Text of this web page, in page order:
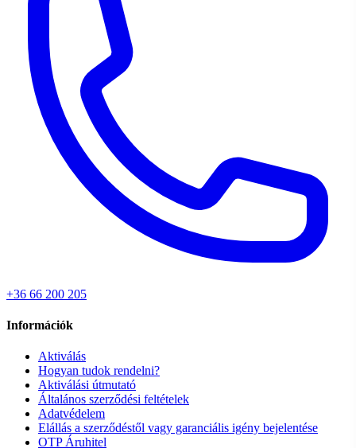
+36 66 200 205
Információk
Aktiválás
Hogyan tudok rendelni?
Aktiválási útmutató
Általános szerződési feltételek
Adatvédelem
Elállás a szerződéstől vagy garanciális igény bejelentése
OTP Áruhitel